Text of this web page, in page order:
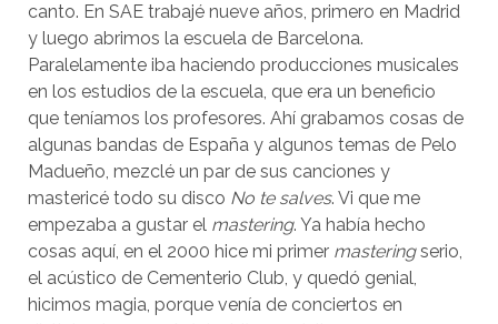
canto. En SAE trabajé nueve años, primero en Madrid
y luego abrimos la escuela de Barcelona.
Paralelamente iba haciendo producciones musicales
en los estudios de la escuela, que era un beneficio
que teníamos los profesores. Ahí grabamos cosas de
algunas bandas de España y algunos temas de Pelo
Madueño, mezclé un par de sus canciones y
mastericé todo su disco No te salves. Vi que me
empezaba a gustar el mastering. Ya había hecho
cosas aquí, en el 2000 hice mi primer masteringserio,
el acústico de Cementerio Club, y quedó genial,
hicimos magia, porque venía de conciertos en